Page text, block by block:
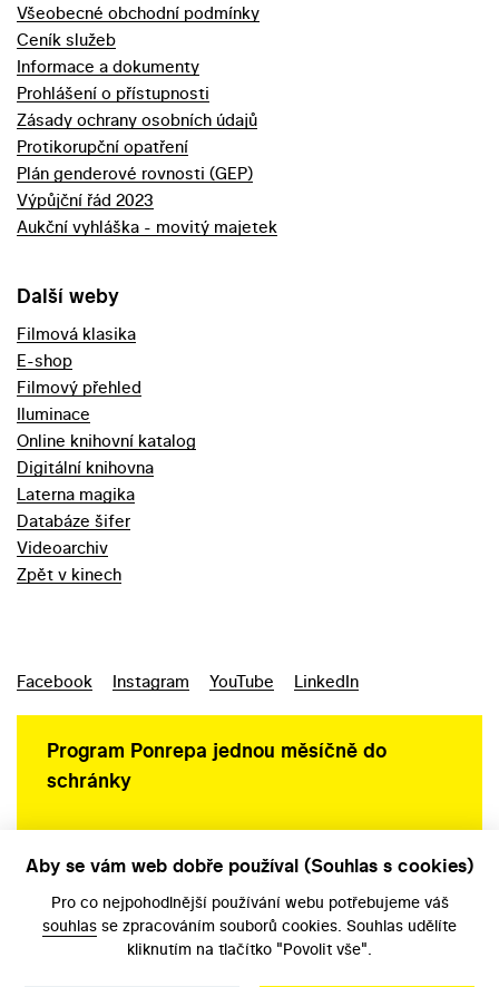
Všeobecné obchodní podmínky
Ceník služeb
Informace a dokumenty
Prohlášení o přístupnosti
Zásady ochrany osobních údajů
Protikorupční opatření
Plán genderové rovnosti (GEP)
Výpůjční řád 2023
Aukční vyhláška - movitý majetek
Další weby
Filmová klasika
E-shop
Filmový přehled
Iluminace
Online knihovní katalog
Digitální knihovna
Laterna magika
Databáze šifer
Videoarchiv
Zpět v kinech
Facebook Instagram YouTube LinkedIn
Program Ponrepa jednou měsíčně do
schránky
Aby se vám web dobře používal (Souhlas s cookies)
Pro co nejpohodlnější používání webu potřebujeme váš
souhlas se zpracováním souborů cookies. Souhlas udělíte
kliknutím na tlačítko "Povolit vše".